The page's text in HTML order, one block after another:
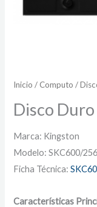
Inicio / Computo /
Disco
Marca: Kingston
Modelo: SKC600/
Ficha Técnica:
Características